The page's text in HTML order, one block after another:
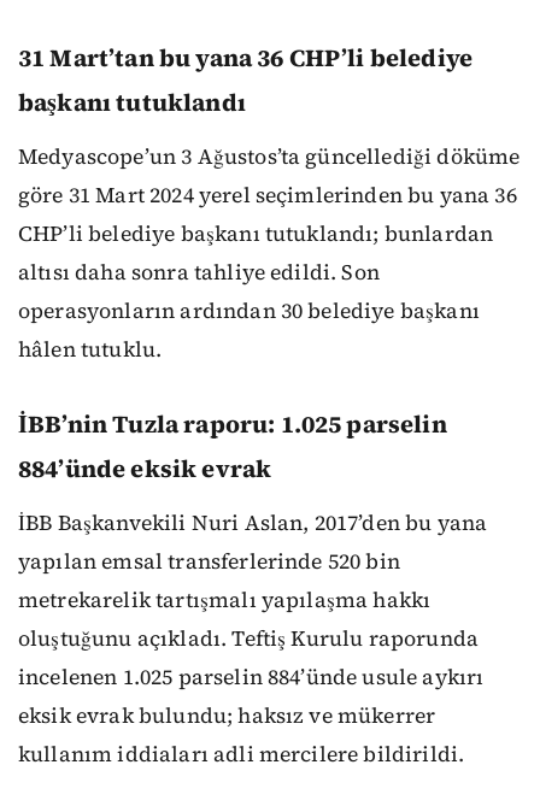
31 Mart’tan bu yana 36 CHP’li belediye
başkanı tutuklandı
Medyascope’un 3 Ağustos’ta güncellediği döküme
göre 31 Mart 2024 yerel seçimlerinden bu yana 36
CHP’li belediye başkanı tutuklandı; bunlardan
altısı daha sonra tahliye edildi. Son
operasyonların ardından 30 belediye başkanı
hâlen tutuklu.
İBB’nin Tuzla raporu: 1.025 parselin
884’ünde eksik evrak
İBB Başkanvekili Nuri Aslan, 2017’den bu yana
yapılan emsal transferlerinde 520 bin
metrekarelik tartışmalı yapılaşma hakkı
oluştuğunu açıkladı. Teftiş Kurulu raporunda
incelenen 1.025 parselin 884’ünde usule aykırı
eksik evrak bulundu; haksız ve mükerrer
kullanım iddiaları adli mercilere bildirildi.